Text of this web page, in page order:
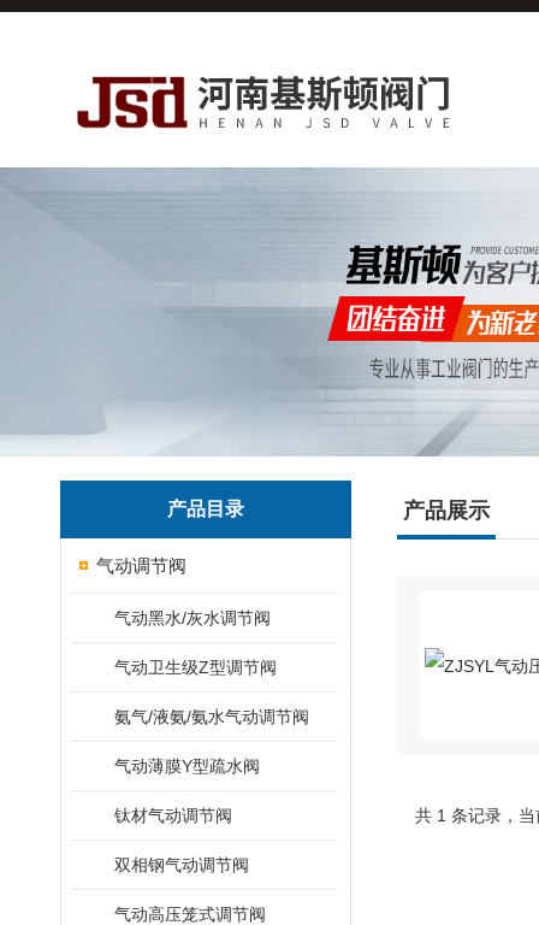
产品目录
气动调节阀
气动黑水/灰水调节阀
气动卫生级Z型调节阀
氨气/液氨/氨水气动调节阀
气动薄膜Y型疏水阀
钛材气动调节阀
双相钢气动调节阀
气动高压笼式调节阀
产品展示
共 1 条记录，